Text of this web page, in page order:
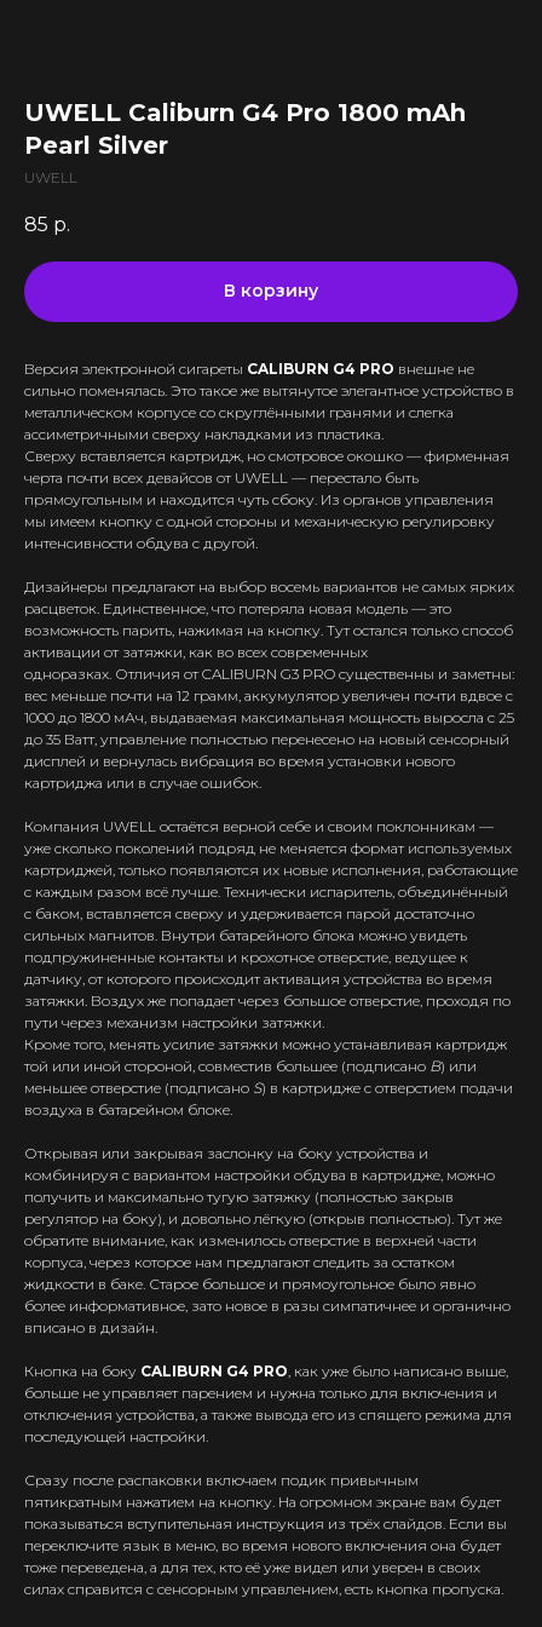
Max Flavor Classic
Max Flavor Ice
Max Flavor Sour
GLITCH ICED OUT
GLITCH NO MINT
GLITCH GENETIC CODE
GLITCH RAISIN
Комплектующие GEEKVAPE
Комплектующие SMOANT
Комплектующие OXVA
АКБ (Аккумуляторы)
Зарядные устройства
Чаши для кальянов
Мундштуки для кальянов
Угли для кальянов
Плиты для кальянов
Щипцы для кальянов
Кальяны
Доставка и оплата
Гарантия
Дисконтная программа
Блог
Адреса магазинов
+375 (29) 126-36-01
cloudhouse56@gmail.com
cloudhouse56@gmail.com
UWELL Caliburn G4 Pro 1800 mAh
Pearl Silver
UWELL
85 р.
В корзину
Версия электронной сигареты CALIBURN G4 PRO внешне не
сильно поменялась. Это такое же вытянутое элегантное устройство в
металлическом корпусе со скруглёнными гранями и слегка
ассиметричными сверху накладками из пластика.
Сверху вставляется картридж, но смотровое окошко — фирменная
черта почти всех девайсов от UWELL — перестало быть
прямоугольным и находится чуть сбоку. Из органов управления
мы имеем кнопку с одной стороны и механическую регулировку
интенсивности обдува с другой.
Дизайнеры предлагают на выбор восемь вариантов не самых ярких
расцветок. Единственное, что потеряла новая модель — это
возможность парить, нажимая на кнопку. Тут остался только способ
активации от затяжки, как во всех современных
одноразках. Отличия от CALIBURN G3 PRO существенны и заметны:
вес меньше почти на 12 грамм, аккумулятор увеличен почти вдвое с
1000 до 1800 мАч, выдаваемая максимальная мощность выросла с 25
до 35 Ватт, управление полностью перенесено на новый сенсорный
дисплей и вернулась вибрация во время установки нового
картриджа или в случае ошибок.
Компания UWELL остаётся верной себе и своим поклонникам —
уже сколько поколений подряд не меняется формат используемых
картриджей, только появляются их новые исполнения, работающие
с каждым разом всё лучше. Технически испаритель, объединённый
с баком, вставляется сверху и удерживается парой достаточно
сильных магнитов. Внутри батарейного блока можно увидеть
подпружиненные контакты и крохотное отверстие, ведущее к
датчику, от которого происходит активация устройства во время
затяжки. Воздух же попадает через большое отверстие, проходя по
пути через механизм настройки затяжки.
Кроме того, менять усилие затяжки можно устанавливая картридж
той или иной стороной, совместив большее (подписано B) или
меньшее отверстие (подписано S) в картридже с отверстием подачи
воздуха в батарейном блоке.
Открывая или закрывая заслонку на боку устройства и
комбинируя с вариантом настройки обдува в картридже, можно
получить и максимально тугую затяжку (полностью закрыв
регулятор на боку), и довольно лёгкую (открыв полностью). Тут же
обратите внимание, как изменилось отверстие в верхней части
корпуса, через которое нам предлагают следить за остатком
жидкости в баке. Старое большое и прямоугольное было явно
более информативное, зато новое в разы симпатичнее и органично
вписано в дизайн.
Кнопка на боку CALIBURN G4 PRO , как уже было написано выше,
больше не управляет парением и нужна только для включения и
отключения устройства, а также вывода его из спящего режима для
последующей настройки.
Сразу после распаковки включаем подик привычным
пятикратным нажатием на кнопку. На огромном экране вам будет
показываться вступительная инструкция из трёх слайдов. Если вы
переключите язык в меню, во время нового включения она будет
тоже переведена, а для тех, кто её уже видел или уверен в своих
силах справится с сенсорным управлением, есть кнопка пропуска.